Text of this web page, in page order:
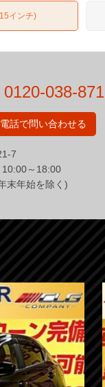
インチ)
0120-038-871
電話で問い合わせる
7
～18:00
末年始を除く)